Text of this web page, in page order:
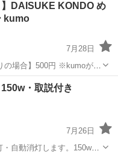
】DAISUKE KONDO め
kumo
7月28日
500円 ※kumoが被
譲りする方を探しておりま
スケコンドウ) ...
・取説付き
7月26日
自動消灯します。150wな